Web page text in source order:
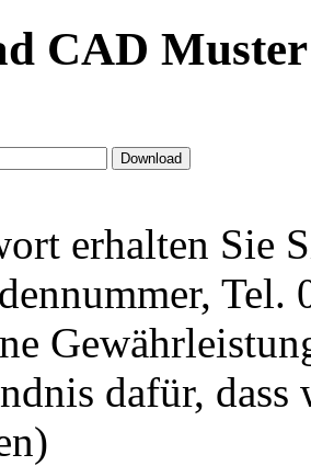
CAD
erhalten Sie
Tel.
dafür,